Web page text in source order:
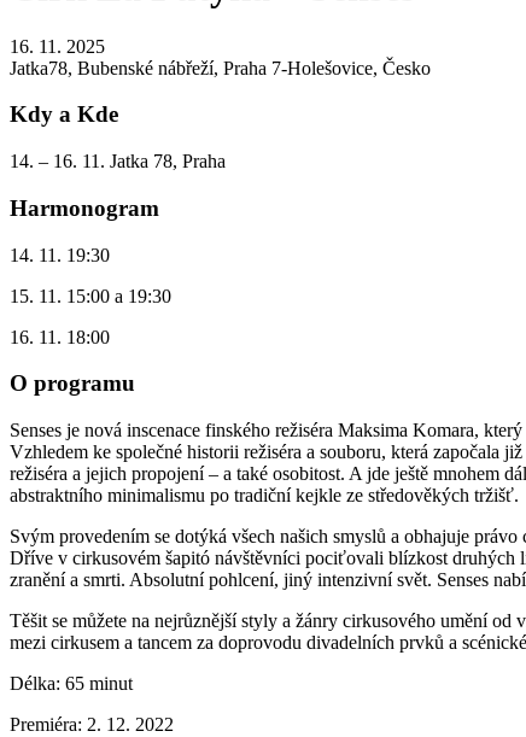
16. 11. 2025
Jatka78, Bubenské nábřeží, Praha 7-Holešovice, Česko
Kdy a Kde
14. – 16. 11. Jatka 78, Praha
Harmonogram
14. 11. 19:30
15. 11. 15:00 a 19:30
16. 11. 18:00
O programu
Senses je nová inscenace finského režiséra Maksima Komara,
Vzhledem ke společné historii režiséra a souboru, která započala
režiséra a jejich propojení – a také osobitost. A jde ještě mnohem
abstraktního minimalismu po tradiční kejkle ze středověkých tržišť.
Svým provedením se dotýká všech našich smyslů a obhajuje
Dříve v cirkusovém šapitó návštěvníci pociťovali blízkost druhých
zranění a smrti. Absolutní pohlcení, jiný intenzivní svět. Senses
Těšit se můžete na nejrůznější styly a žánry cirkusového umění od
mezi cirkusem a tancem za doprovodu divadelních prvků a
Délka: 65 minut
Premiéra: 2. 12. 2022